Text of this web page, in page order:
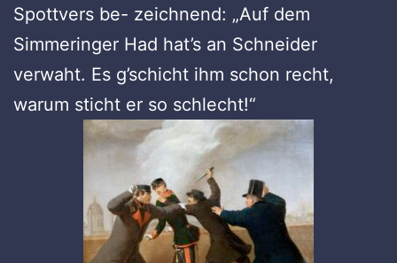
Spottvers be- zeichnend: „Auf dem
Simmeringer Had hat’s an Schneider
verwaht. Es g’schicht ihm schon recht,
warum sticht er so schlecht!“